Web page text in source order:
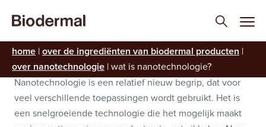
home |over de ingrediënten van biodermal producten |
over nanotechnologie |wat is nanotechnologie?
Wat is nanotechnologie?
Nanotechnologie is een relatief nieuw begrip, dat voor
veel verschillende toepassingen wordt gebruikt. Het is
een snelgroeiende technologie die het mogelijk maakt